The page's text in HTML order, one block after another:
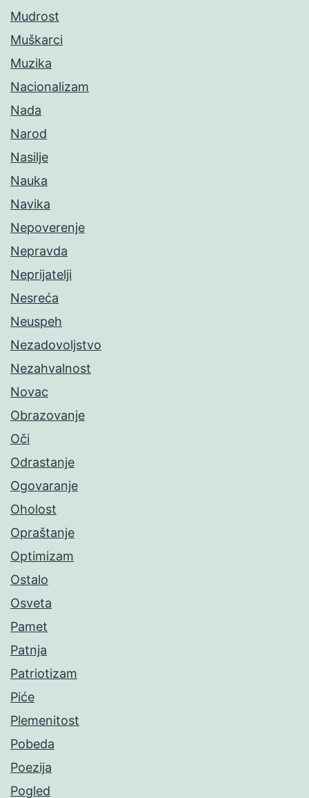
Mudrost
Muškarci
Muzika
Nacionalizam
Nada
Narod
Nasilje
Nauka
Navika
Nepoverenje
Nepravda
Neprijatelji
Nesreća
Neuspeh
Nezadovoljstvo
Nezahvalnost
Novac
Obrazovanje
Oči
Odrastanje
Ogovaranje
Oholost
Opraštanje
Optimizam
Ostalo
Osveta
Pamet
Patnja
Patriotizam
Piće
Plemenitost
Pobeda
Poezija
Pogled